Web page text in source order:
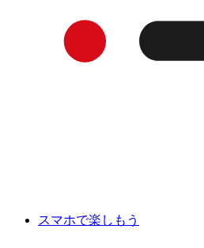
スマホで楽しもう